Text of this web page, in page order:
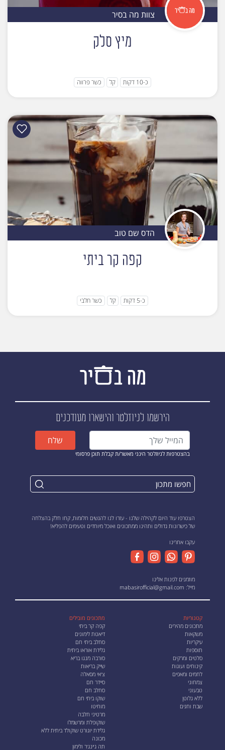
צוות מה בסיר
מיץ סלק
כ-10 דקות קל כשר פרווה
הדס שם טוב
קפה קר ביתי
כ-5 דקות קל כשר חלבי
הירשמו לניוזלטרוהישארו מעודכנים
בהצטרפות לניוזלטר הינני מאשר/ת קבלת תוכן פרסומי
שלח
הצטרפו עוד היום לקהילה שלנו - עזרו לנו להגשים חלומות, קחו חלק בהצלחה
של כישרונות גדולים ותהינו ממתכונים ואוכל מיוחדים וטעימים להפליא!
עקבו אחרינו
מוזמנים לפנות אלינו
מייל: mabasirofficial@gmail.com
קטגוריות
מתכונים מהירים
משקאות
עיקריות
תוספות
סלטים ומרקים
קינוחים ועוגות
לחמים ומאפים
צמחוני
טבעוני
ללא גלוטן
שבת וחגים
מתכונים מובילים
קפה קר ביתי
דיאטת לימונים
סחלב ביתי חם
גלידת אוראו ביתית
סורבה מנגו בריא
שייק בריאות
צ׳אי מסאלה
סיידר חם
סחלב חם
שוקו ביתי חם
מוחיטו
מרטיני חלבה
שוקופלת ומרשמלו
גלידת יוגורט שוקולד ביתית ללא
מכונה
תה ג׳ינג׳ר ולימון